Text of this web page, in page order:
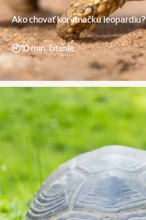
Ako chovať korytnačku leopardiu?
10 min. čítanie